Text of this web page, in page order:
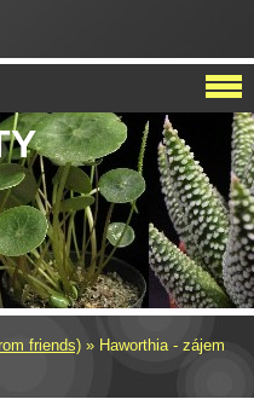
friends) » Haworthia - zájem